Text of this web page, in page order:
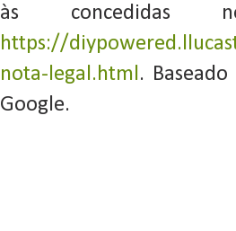
às concedidas
https://
nota-legal.html .
Google.